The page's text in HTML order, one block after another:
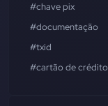
#chave pix
#documentação
#txid
#cartão de crédito